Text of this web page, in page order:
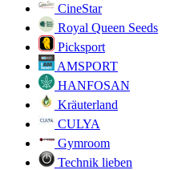
CineStar
Royal Queen Seeds
Picksport
AMSPORT
HANFOSAN
Kräuterland
CULYA
Gymroom
Technik lieben